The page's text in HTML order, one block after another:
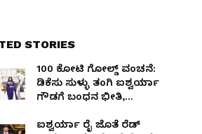
STORIES
100 ಕೋಟಿ ಗೋಲ್ಡ್ ವಂಚನೆ:
ಡಿಕೆಸು ಸುಳ್ಳು ತಂಗಿ ಐಶ್ವರ್ಯಾ
ಗೌಡಗೆ ಬಂಧನ ಭೀತಿ,
ಸಂಕಷ್ಟ
ಐಶ್ವರ್ಯಾ ರೈ ಜೊತೆ ರೆಡ್